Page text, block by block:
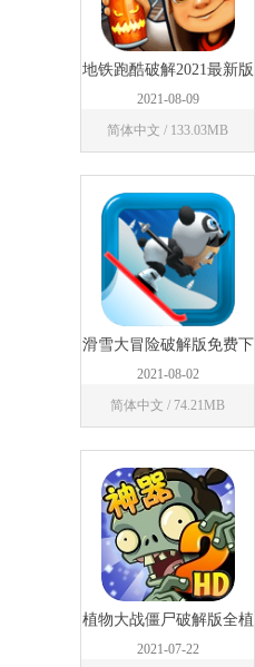
地铁跑酷破解2021最新版
2021-08-09
简体中文 / 133.03MB
滑雪大冒险破解版免费下
载安装
2021-08-02
简体中文 / 74.21MB
植物大战僵尸破解版全植
物版
2021-07-22